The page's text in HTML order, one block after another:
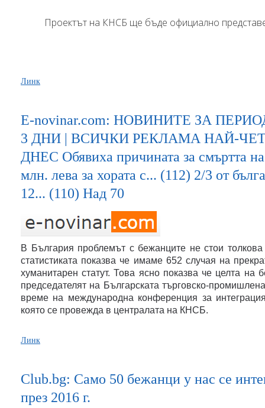
Проектът на КНСБ ще бъде официално
Линк
E-novinar.com: НОВИНИТЕ ЗА
3 ДНИ | ВСИЧКИ РЕКЛАМА НАЙ-
ДНЕС Обявиха причината за смъртта
млн. лева за хората с... (112) 2/3 от
12... (110) Над 70
В България проблемът с бежанците не стои
статистиката показва че имаме 652 случая на
хуманитарен статут. Това ясно показва че целта
председателят на Българската търговско-
време на международна конференция за
която се провежда в централата на КНСБ.
Линк
Club.bg: Само 50 бежанци у нас се
през 2016 г.